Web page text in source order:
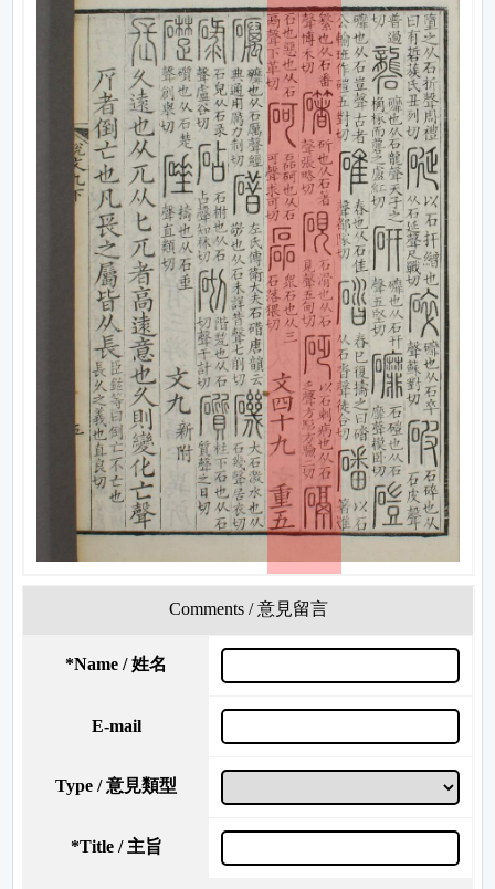
Comments / 意見留言
*Name / 姓名
E-mail
Type / 意見類型
*Title / 主旨